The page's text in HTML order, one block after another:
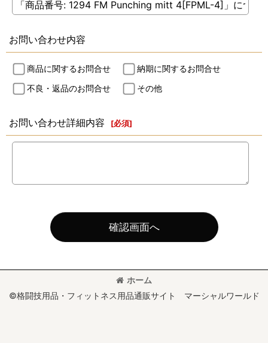
お問い合わせ内容
商品に関するお問合せ
納期に関するお問合せ
不良・返品のお問合せ
その他
お問い合わせ詳細内容 [必須]
確認画面へ
ホーム
©格闘技用品・フィットネス用品通販サイト マーシャルワールド